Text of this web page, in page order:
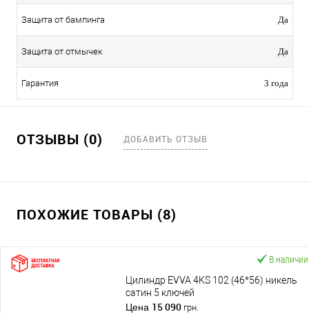
Защита от бампинга Да
Защита от отмычек Да
Гарантия 3 года
ОТЗЫВЫ (0) ДОБАВИТЬ ОТЗЫВ
ПОХОЖИЕ ТОВАРЫ (8)
В наличии
Цилиндр EVVA 4KS 102 (46*56) никель
сатин 5 ключей
Цена 15 090 грн.